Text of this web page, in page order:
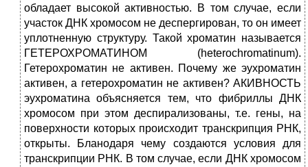
обладает высокой активностью. В том случае, если
участок ДНК хромосом не деспергирован, то он имеет
уплотненную структуру. Такой хроматин называется
ГЕТЕРОХРОМАТИНОМ (heterochromatinum).
Гетерохроматин не активен. Почему же эухроматин
активен, а гетерохроматин не активен? АКИВНОСТЬ
эухроматина объясняется тем, что фибриллы ДНК
хромосом при этом деспирализованы, т.е. гены, на
поверхности которых происходит транскрипция РНК,
открыты. Бланодаря чему создаются условия для
транскрипции РНК. В том случае, если ДНК хромосом